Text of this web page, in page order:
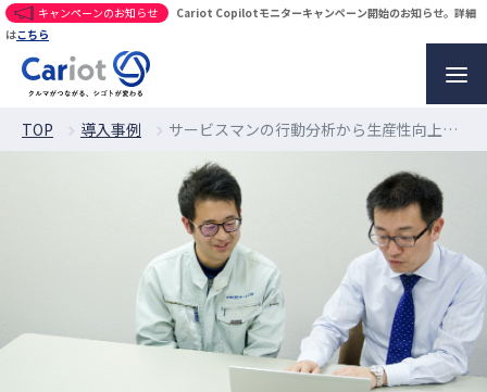
キャンペーンのお知らせ
Cariot Copilotモニターキャンペーン開始のお知らせ。詳細
はこちら
TOP 導入事例 サービスマンの⾏動分析から⽣産性向上に取り組む導⼊事例